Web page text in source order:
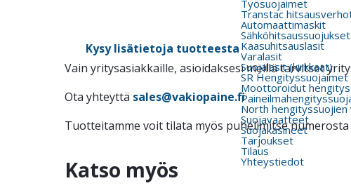
Työsuojaimet
Transtac
Automaattimaskit
Sähköhitsaussuojukset
Kaasuhitsauslasit
Varalasit
Suojalasit (kirkkaat)
SR Hengityssuojaimet
Moottoroidut
North hengityssuojien
Suojavaatteet
Suojakäsineet
Tarjoukset
Tilaus
Yhteystiedot
Kysy lisätietoja tuotteesta
Vain yritysasiakkaille, asioidaksesi meillä tarvitset
Ota yhteyttä sales@vakiopaine.fi
Tuotteitamme voit tilata myös puhelimitse numerosta
Katso myös